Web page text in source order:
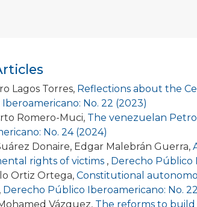
Lagos Torres, Reflections about the
No. 22 (2023)
Romero-Muci, The venezuelan
No. 24 (2024)
Donaire, Edgar Malebrán Guerra,
rights of victims , Derecho Público
Ortiz Ortega, Constitutional
, Derecho Público Iberoamericano: No.
Vázquez, The reforms to